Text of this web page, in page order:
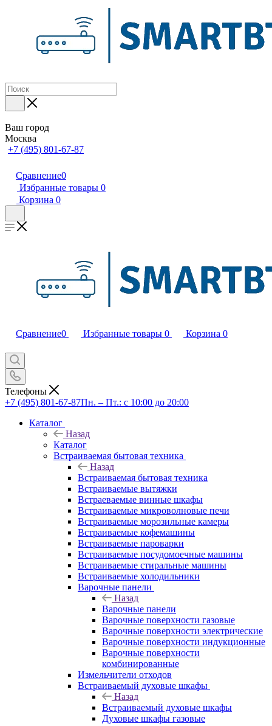
Ваш город
Москва
+7 (495) 801-67-87
Сравнение0
Избранные товары 0
Корзина 0
Сравнение0 Избранные товары 0 Корзина 0
Телефоны
+7 (495) 801-67-87Пн. – Пт.: с 10:00 до 20:00
Каталог
Назад
Каталог
Встраиваемая бытовая техника
Назад
Встраиваемая бытовая техника
Встраиваемые вытяжки
Встраеваемые винные шкафы
Встраиваемые микроволновые печи
Встраиваемые морозильные камеры
Встраиваемые кофемашины
Встраиваемые пароварки
Встраиваемые посудомоечные машины
Встраиваемые стиральные машины
Встраиваемые холодильники
Варочные панели
Назад
Варочные панели
Варочные поверхности газовые
Варочные поверхности электрические
Варочные поверхности индукционные
Варочные поверхности
комбинированные
Измельчители отходов
Встраиваемый духовые шкафы
Назад
Встраиваемый духовые шкафы
Духовые шкафы газовые